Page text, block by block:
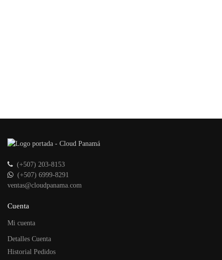
(+507) 203-8153
(+507) 6999-8291
ventas@cloudpanama.com
Cuenta
Mi cuenta
Detalles Cuenta
Historial Pedidos